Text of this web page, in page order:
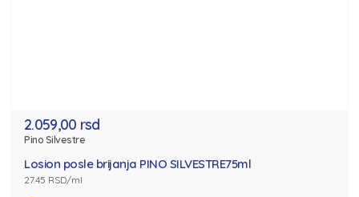
2.059,00 rsd
Pino Silvestre
Losion posle brijanja PINO SILVESTRE75ml
27.45 RSD/ml